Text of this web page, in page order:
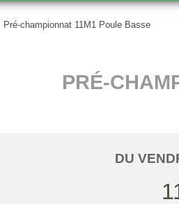
Pré-championnat 11M1 Poule Basse
PRÉ-
DU